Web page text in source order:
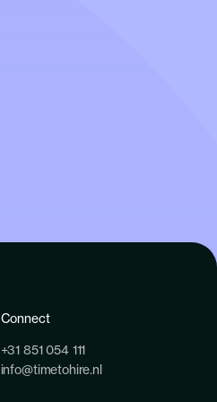
Connect
+31 851 054 111
info@timetohire.nl